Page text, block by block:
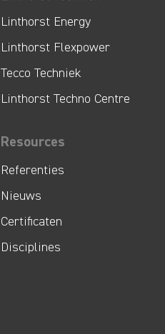
Linthorst Energy
Linthorst Flexpower
Tecco Techniek
Linthorst Techno Centre
Resources
Referenties
Nieuws
Certificaten
Disciplines